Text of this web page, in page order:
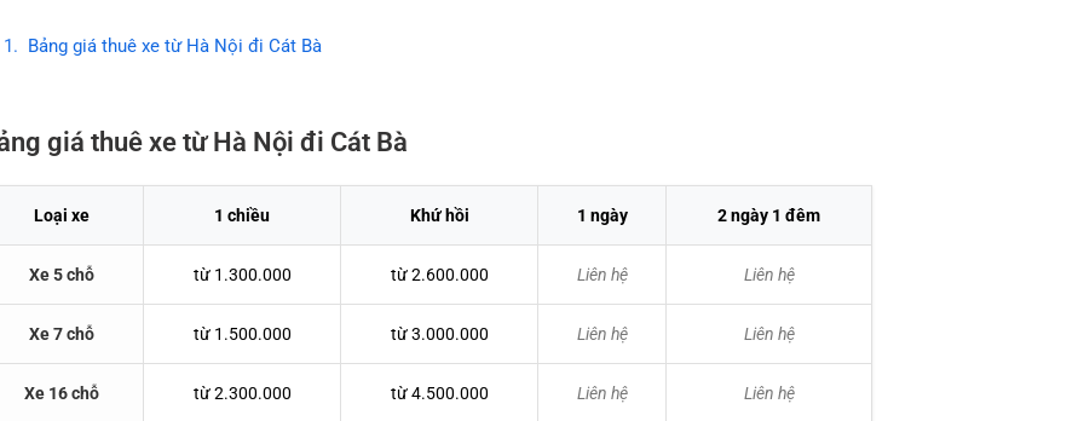
Bảng giá thuê xe từ Hà Nội đi Cát Bà
giá thuê xe từ Hà Nội đi Cát Bà
Loại xe 1 chiều Khứ hồi 1 ngày 2 ngày 1 đêm
Xe 5 chỗ từ 1.300.000 từ 2.600.000 Liên hệ Liên hệ
Xe 7 chỗ từ 1.500.000 từ 3.000.000 Liên hệ Liên hệ
Xe 16 chỗ từ 2.300.000 từ 4.500.000 Liên hệ Liên hệ